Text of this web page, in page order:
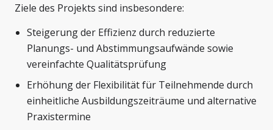
Ziele des Projekts sind insbesondere:
Steigerung der Effizienz durch reduzierte
Planungs- und Abstimmungsaufwände sowie
vereinfachte Qualitätsprüfung
Erhöhung der Flexibilität für Teilnehmende durch
einheitliche Ausbildungszeiträume und alternative
Praxistermine